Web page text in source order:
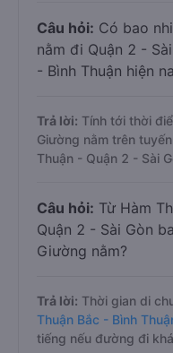
Câu hỏi: Có bao
nằm đi Quận 2 -
- Bình Thuận hiện
Trả lời: Tính tới thời
Giường nằm trên
Thuận - Quận 2 - Sài
Câu hỏi: Từ Hàm
Quận 2 - Sài Gòn
Giường nằm?
Trả lời: Thời gian di
Thuận Bắc - Bình
tiếng nếu đường đi